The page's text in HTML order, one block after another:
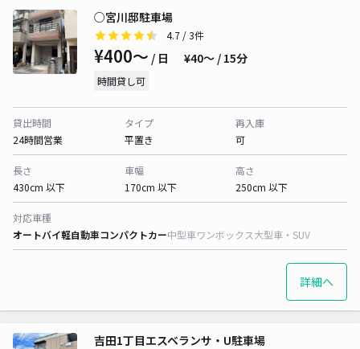
○宮川邸駐車場
4.7 / 3件
¥400〜 / 日 ¥40〜 / 15分
時間貸し可
貸出時間
24時間営業
タイプ
平置き
再入庫
可
長さ
430cm 以下
車幅
170cm 以下
高さ
250cm 以下
対応車種
オートバイ軽自動車コンパクトカー中型車ワンボックス大型車・SUV
詳細へ
吉田1丁目エスベランサ・U駐車場